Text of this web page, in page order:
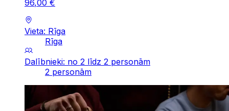
96,00 €
Vieta: Rīga
Rīga
Dalībnieki: no 2 līdz 2 personām
2 personām